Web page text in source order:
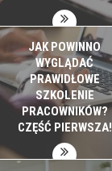
JAK POWINNO
WYGLĄDAĆ
PRAWIDŁOWE
SZKOLENIE
PRACOWNIKÓW?
CZĘŚĆ PIERWSZA!